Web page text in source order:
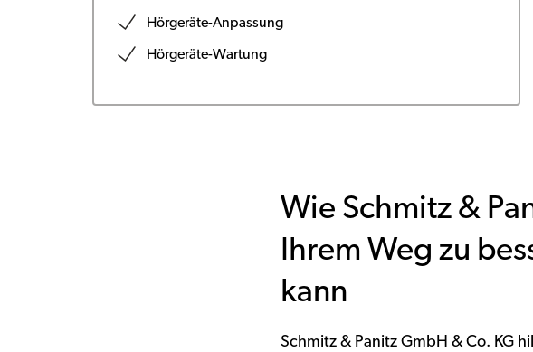
Hörgeräte-Anpassung
Hörgeräte-Wartung
Wie Schmitz &
Ihrem Weg zu
kann
Schmitz & Panitz GmbH & Co. KG